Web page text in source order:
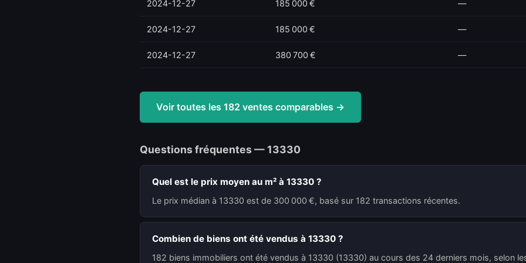
2024-12-27 185 000 € —
2024-12-27 185 000 € —
2024-12-27 380 700 € —
Voir toutes les 182 ventes comparables →
Questions fréquentes — 13330
Quel est le prix moyen au m² à 13330 ?
Le prix médian à 13330 est de 300 000 €, basé sur 182 transactions récentes.
Combien de biens ont été vendus à 13330 ?
182 biens immobiliers ont été vendus à 13330 (13330) au cours des 24 derniers mois, selon